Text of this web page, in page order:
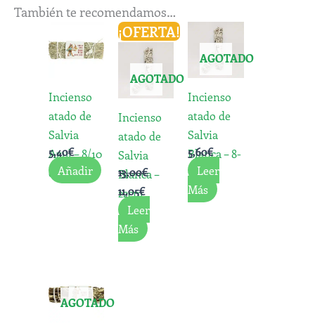
También te recomendamos…
Incienso
atado de
Salvia
Azul – 8/10
cm
5,40€
Añadir
¡OFERTA!
AGOTADO
Incienso
atado de
Salvia
Blanca –
22cm.
13,00€
El
precio
original
era:
13,00€.
11,05€
El
precio
actual
es:
11,05€.
Leer
Más
AGOTADO
Incienso
atado de
Salvia
Blanca – 8-
10cm.
5,60€
Leer
Más
AGOTADO